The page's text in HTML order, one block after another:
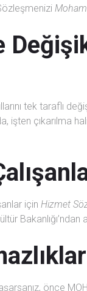
tek taraflı
işten çıkarılma
için Hizmet
Bakanlığı’ndan
önce